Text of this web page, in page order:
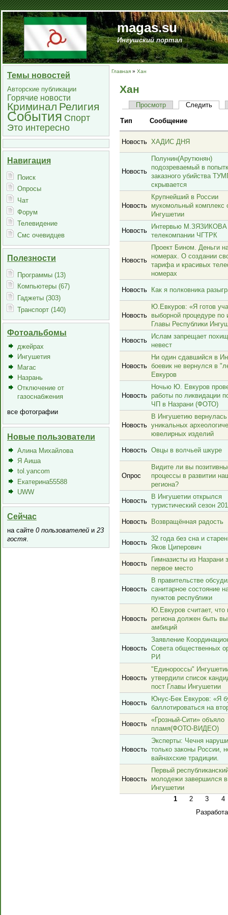
magas.su
Ингушский портал
Темы новостей
Авторские публикации
Горячие новости
Криминал Религия
События Спорт
Это интересно
Навигация
Поиск
Опросы
Чат
Форум
Телевидение
Смс очевидцев
Полезности
Программы (13)
Компьютеры (67)
Гаджеты (303)
Транспорт (140)
Фотоальбомы
джейрах
Ингушетия
Магас
Назрань
Отключение от
газоснабжения
все фотографии
Новые пользователи
Алина Михайлова
Я Аиша
tol.yancom
Екатерина55588
UWW
Сейчас
на сайте 0 пользователей и 23
гостя.
Главная » Хан
Хан
Просмотр Следить
Тип Сообщение
Новость ХАДИС ДНЯ
Новость
Полунин(Арутюнян)
подозреваемый в
заказного убийства
скрывается
Новость
Крупнейший в России
мукомольный комплекс
Ингушетии
Новость
Интервью М.ЗЯЗИКОВА
телекомпании ЧГТРК
Новость
Проект Бином. Деньги
номерах. О создании
тарифа и красивых
номерах
Новость Как я полковника
Новость
Ю.Евкуров: «Я готов
выборной процедуре по
Главы Республики
Новость
Ислам запрещает
невест
Новость
Ни один сдавшийся в
боевик не вернулся в
Евкуров
Новость
Ночью Ю. Евкуров
работы по ликвидации
ЧП в Назрани (ФОТО)
Новость
В Ингушетию вернулась
уникальных
ювелирных изделий
Новость Овцы в волчьей шкуре
Опрос
Видите ли вы
процессы в развитии
региона?
Новость
В Ингушетии открылся
туристический сезон
Новость Возвращённая радость
Новость
32 года без сна и
Яков Циперович
Новость
Гимназисты из Назрани
первое место
Новость
В правительстве
санитарное состояние
пунктов республики
Новость
Ю.Евкуров считает, что
региона должен быть
амбиций
Новость
Заявление
Совета общественных
РИ
Новость
"Единороссы"
утвердили список
пост Главы Ингушетии
Новость
Юнус-Бек Евкуров: «Я
баллотироваться на
Новость
«Грозный-Сити» объяло
пламя(ФОТО-ВИДЕО)
Новость
Эксперты: Чечня
только законы России,
вайнахские традиции.
Новость
Первый
молодежи завершился в
Ингушетии
1
2 3
4